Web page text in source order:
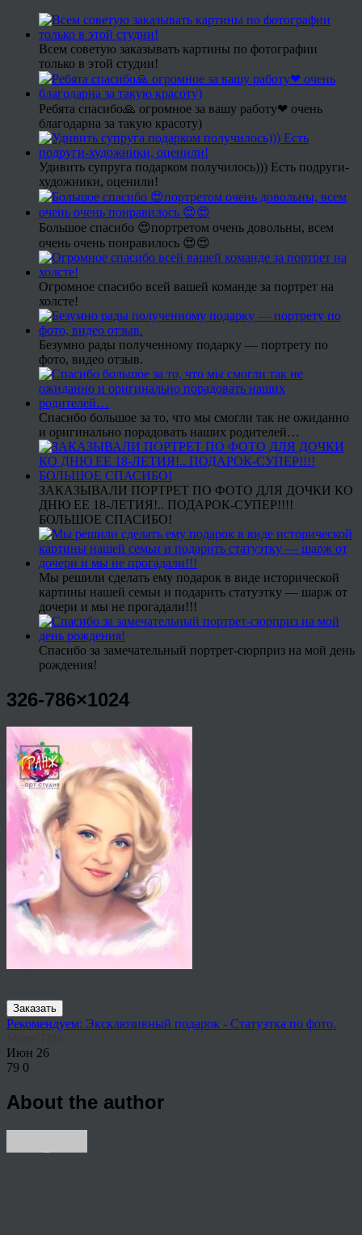
Всем советую заказывать картины по фотографии
только в этой студии!
Ребята спасибо🙏 огромное за вашу работу❤ очень
благодарна за такую красоту)
Удивить супруга подарком получилось))) Есть подруги-
художники, оценили!
Большое спасибо 😍портретом очень довольны, всем
очень очень понравилось 😍😍
Огромное спасибо всей вашей команде за портрет на
холсте!
Безумно рады полученному подарку — портрету по
фото, видео отзыв.
Спасибо большое за то, что мы смогли так не ожиданно
и оригинально порадовать наших родителей…
ЗАКАЗЫВАЛИ ПОРТРЕТ ПО ФОТО ДЛЯ ДОЧКИ КО
ДНЮ ЕЕ 18-ЛЕТИЯ!.. ПОДАРОК-СУПЕР!!!!
БОЛЬШОЕ СПАСИБО!
Мы решили сделать ему подарок в виде исторической
картины нашей семьи и подарить статуэтку — шарж от
дочери и мы не прогадали!!!
Спасибо за замечательный портрет-сюрприз на мой день
рождения!
326-786×1024
Заказать
Рекомендуем: Эксклюзивный подарок - Статуэтка по фото.
Июн 26
79 0
About the author